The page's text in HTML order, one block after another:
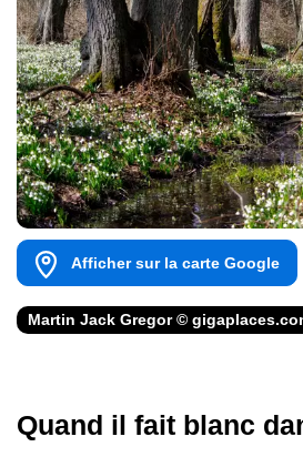
Afficher sur la carte Google
Martin Jack Gregor ©
Quand il fait blanc